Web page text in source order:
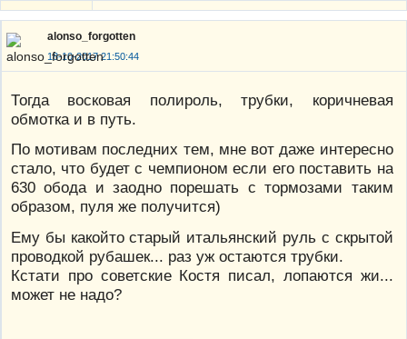
alonso_forgotten
18-10-2017 21:50:44
Тогда восковая полироль, трубки, коричневая
обмотка и в путь.
По мотивам последних тем, мне вот даже интересно
стало, что будет с чемпионом если его поставить на
630 обода и заодно порешать с тормозами таким
образом, пуля же получится)
Ему бы какойто старый итальянский руль с скрытой
проводкой рубашек... раз уж остаются трубки.
Кстати про советские Костя писал, лопаются жи...
может не надо?